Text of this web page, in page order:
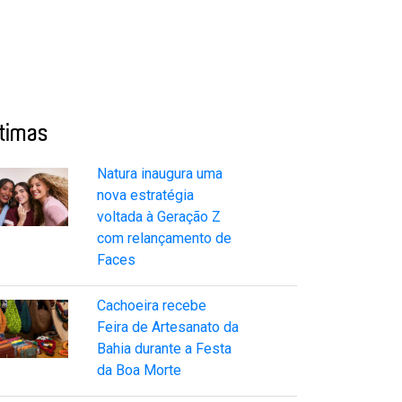
Natura inaugura uma
nova estratégia
voltada à Geração Z
com relançamento de
Faces
Cachoeira recebe
Feira de Artesanato da
Bahia durante a Festa
da Boa Morte